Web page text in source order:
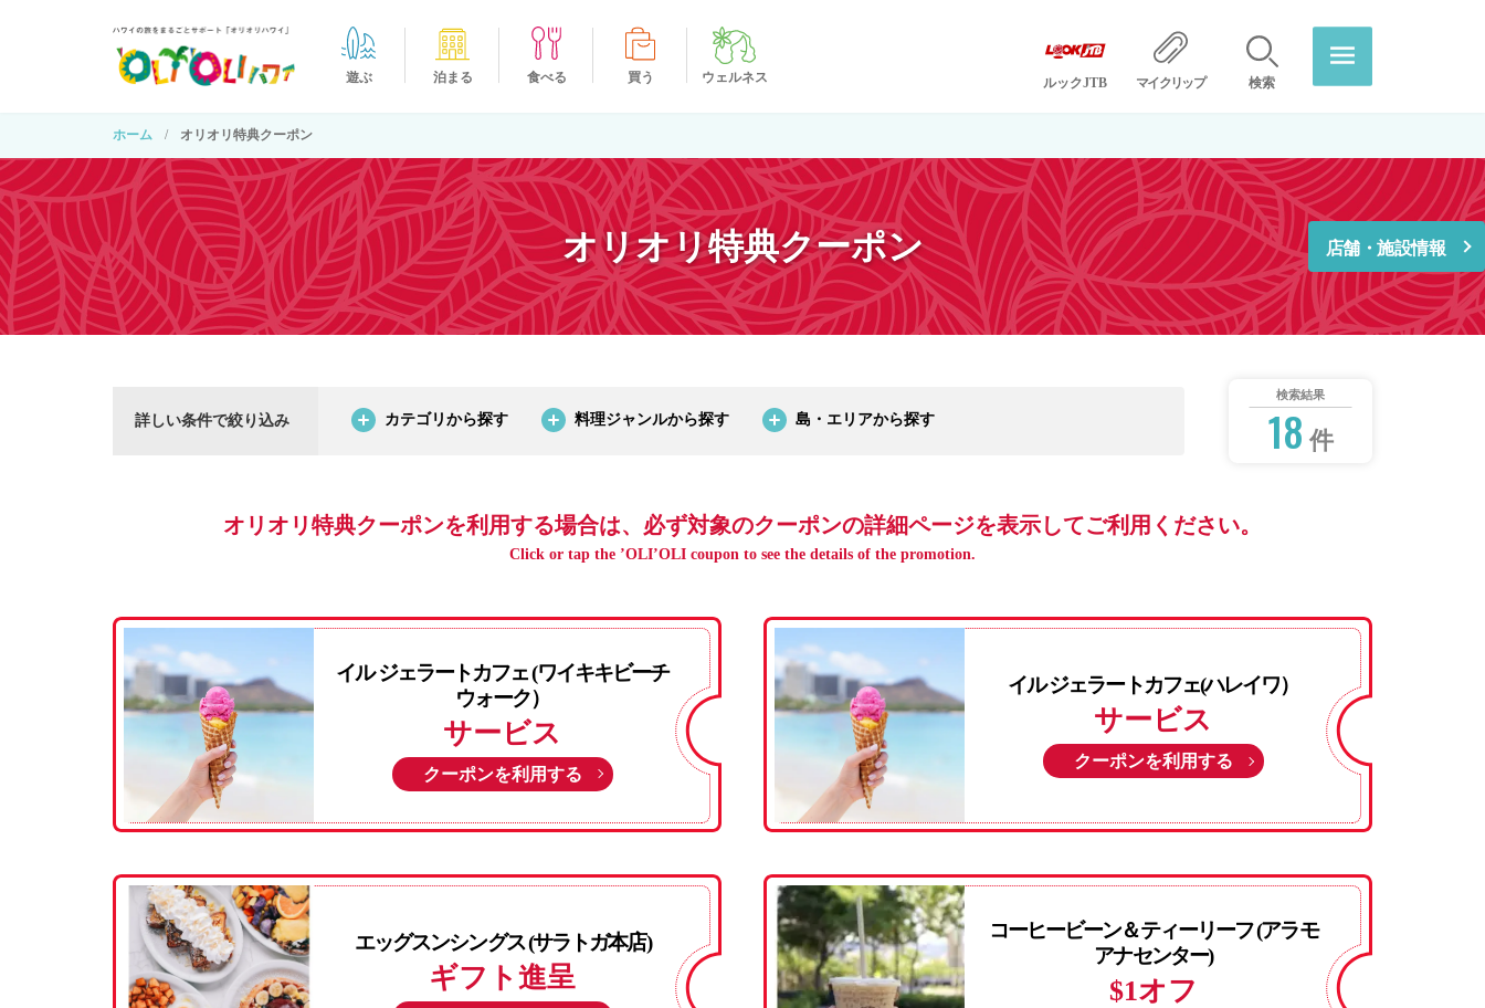
ルックJTB マイクリップ 検索
遊ぶ 泊まる 食べる 買う ウェルネス
ホーム オリオリ特典クーポン
オリオリ特典クーポン 店舗・施設情報
詳しい条件で絞り込み カテゴリから探す 料理ジャンルから探す 島・エリアから探す
検索結果
18 件
オリオリ特典クーポンを利用する場合は、必ず対象のクーポンの詳細ページを表示してご利用ください。
Click or tap the ’OLI’OLI coupon to see the details of the promotion.
イル ジェラートカフェ (ワイキキビーチ
ウォーク）
サービス
クーポンを利用する
イル ジェラートカフェ(ハレイワ）
サービス
クーポンを利用する
エッグスンシングス (サラトガ本店)
ギフト進呈
コーヒービーン＆ティーリーフ (アラモ
アナセンター)
$1オフ